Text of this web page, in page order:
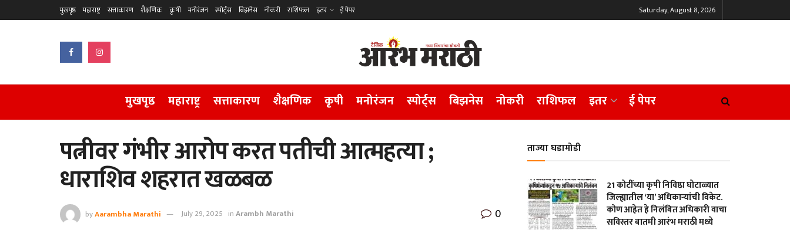
मुखपृष्ठ महाराष्ट्र सत्ताकारण शैक्षणिक कृषी मनोरंजन स्पोर्ट्स बिझनेस नोकरी राशिफल इतर ई पेपर Saturday, August 8, 2026
मुखपृष्ठ महाराष्ट्र सत्ताकारण शैक्षणिक कृषी मनोरंजन स्पोर्ट्स बिझनेस नोकरी राशिफल इतर ई पेपर
पत्नीवर गंभीर आरोप करत पतीची आत्महत्या ;
धाराशिव शहरात खळबळ
byAarambha Marathi July 29, 2025 inArambh Marathi 0
ताज्या घडामोडी
21 कोटींच्या कृषी निविष्ठा घोटाळ्यात
जिल्ह्यातील ‘या’ अधिकाऱ्यांची विकेट.
कोण आहेत हे निलंबित अधिकारी वाचा
सविस्तर बातमी आरंभ मराठी मध्ये